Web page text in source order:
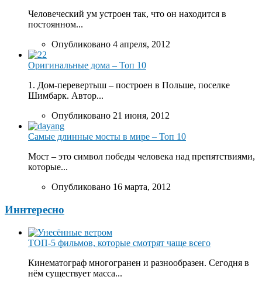
Человеческий ум устроен так, что он находится в
постоянном...
Опубликовано 4 апреля, 2012
Оригинальные дома – Топ 10
1. Дом-перевертыш – построен в Польше, поселке
Шимбарк. Автор...
Опубликовано 21 июня, 2012
Самые длинные мосты в мире – Топ 10
Мост – это символ победы человека над препятствиями,
которые...
Опубликовано 16 марта, 2012
Иннтересно
ТОП-5 фильмов, которые смотрят чаще всего
Кинематограф многогранен и разнообразен. Сегодня в
нём существует масса...